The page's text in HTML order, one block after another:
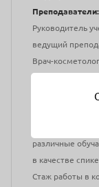
Преподаватели:
Руководитель
ведущий
Врач-
Имеет
Ежегодно
различные
в качестве
Стаж работы в